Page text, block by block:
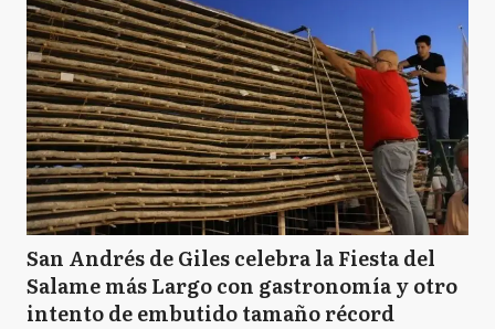
San Andrés de Giles celebra la Fiesta del
Salame más Largo con gastronomía y otro
intento de embutido tamaño récord